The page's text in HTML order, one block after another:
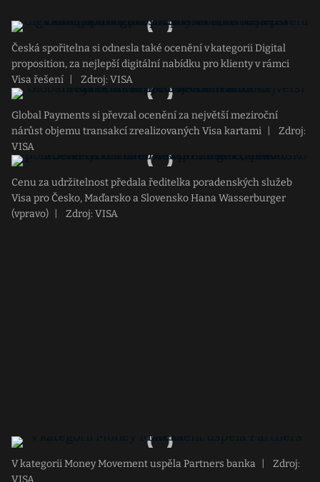
Česká spořitelna si odnesla také ocenění v kategorii Digital
proposition, za nejlepší digitální nabídku pro klienty v rámci
Visa řešení
Zdroj: VISA
Global Payments si převzal ocenění za největší meziroční
nárůst objemu transakcí zrealizovaných Visa kartami
Zdroj:
VISA
Cenu za udržitelnost předala ředitelka poradenských služeb
Visa pro Česko, Maďarsko a Slovensko Hana Wasserburger
(vpravo)
Zdroj: VISA
V kategorii Money Movement uspěla Partners banka
Zdroj:
VISA